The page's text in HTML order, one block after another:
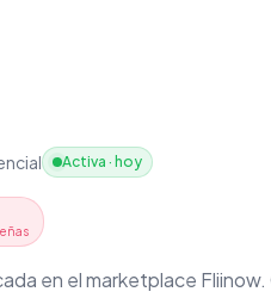
Activa · hoy
en el marketplace